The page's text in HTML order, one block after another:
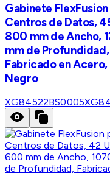
Gabinete
Centros de Datos,
800 mm de Ancho,
mm de Profundidad,
Fabricado en
Negro
XG84522BS0005